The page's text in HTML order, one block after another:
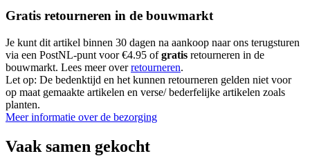
Gratis retourneren in de bouwmarkt
Je kunt dit artikel binnen 30 dagen na aankoop naar ons terugsturen
via een PostNL-punt voor €4.95 ofgratis retourneren in de
bouwmarkt. Lees meer overretourneren.
Let op: De bedenktijd en het kunnen retourneren gelden niet voor
op maat gemaakte artikelen en verse/ bederfelijke artikelen zoals
planten.
Meer informatie over de bezorging
Vaak samen gekocht